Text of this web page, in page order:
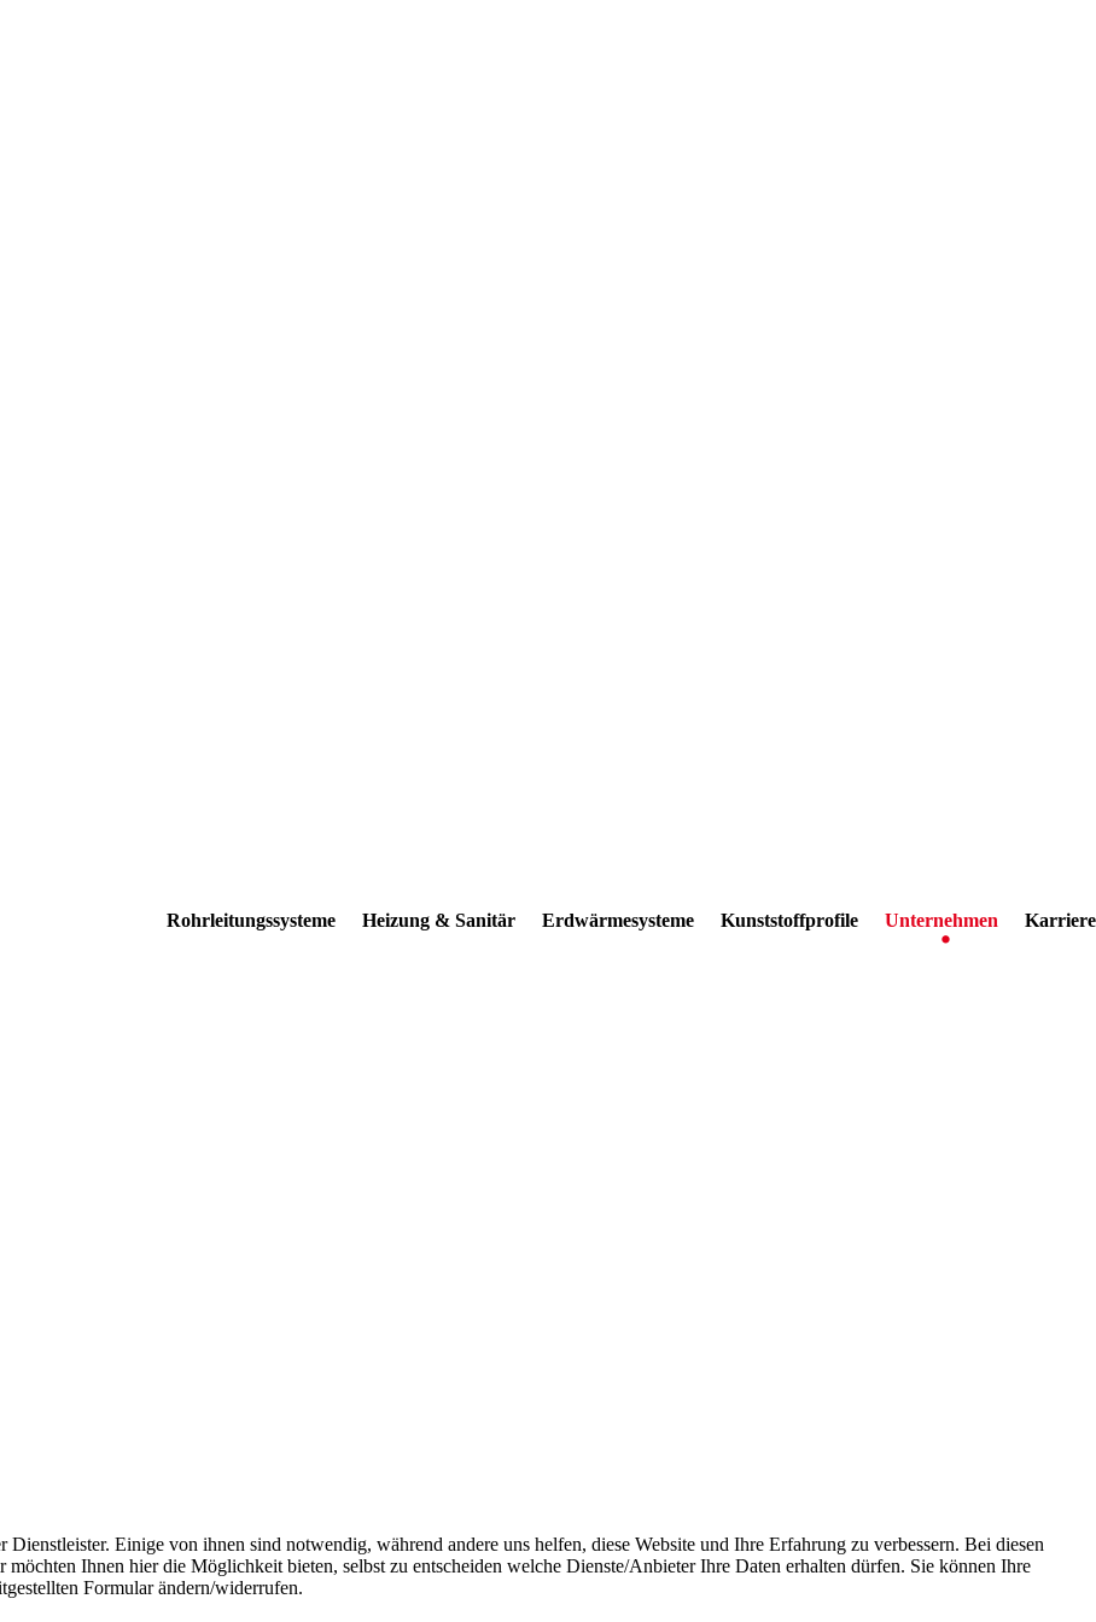
Rohrleitungssysteme Heizung & Sanitär Erdwärmesysteme Kunststoffprofile Unternehmen Karriere
Einige von ihnen sind notwendig, während andere uns helfen, diese Website und Ihre Erfahrung zu verbessern. Bei diesen
Ihnen hier die Möglichkeit bieten, selbst zu entscheiden welche Dienste/­Anbieter Ihre Daten erhalten dürfen. Sie können Ihre
Formular ändern/­widerrufen.